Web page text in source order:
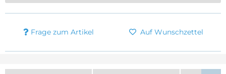
Frage zum Artikel Auf Wunschzettel